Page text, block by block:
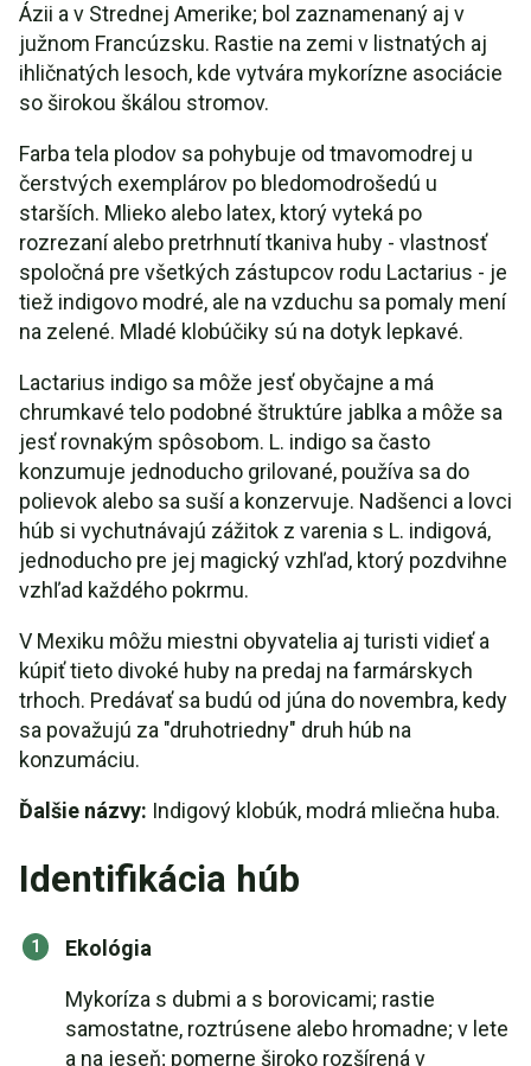
Ázii a v Strednej Amerike; bol zaznamenaný aj v
južnom Francúzsku. Rastie na zemi v listnatých aj
ihličnatých lesoch, kde vytvára mykorízne asociácie
so širokou škálou stromov.
Farba tela plodov sa pohybuje od tmavomodrej u
čerstvých exemplárov po bledomodrošedú u
starších. Mlieko alebo latex, ktorý vyteká po
rozrezaní alebo pretrhnutí tkaniva huby - vlastnosť
spoločná pre všetkých zástupcov rodu Lactarius - je
tiež indigovo modré, ale na vzduchu sa pomaly mení
na zelené. Mladé klobúčiky sú na dotyk lepkavé.
Lactarius indigo sa môže jesť obyčajne a má
chrumkavé telo podobné štruktúre jablka a môže sa
jesť rovnakým spôsobom. L. indigo sa často
konzumuje jednoducho grilované, používa sa do
polievok alebo sa suší a konzervuje. Nadšenci a lovci
húb si vychutnávajú zážitok z varenia s L. indigová,
jednoducho pre jej magický vzhľad, ktorý pozdvihne
vzhľad každého pokrmu.
V Mexiku môžu miestni obyvatelia aj turisti vidieť a
kúpiť tieto divoké huby na predaj na farmárskych
trhoch. Predávať sa budú od júna do novembra, kedy
sa považujú za "druhotriedny" druh húb na
konzumáciu.
Ďalšie názvy: Indigový klobúk, modrá mliečna huba.
Identifikácia húb
Ekológia
Mykoríza s dubmi a s borovicami; rastie
samostatne, roztrúsene alebo hromadne; v lete
a na jeseň; pomerne široko rozšírená v